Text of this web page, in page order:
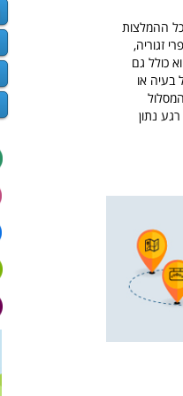
כל ההמלצות
זגוריה,
כולל גם
בצפון יוון הפעיל 24.7 עבורכם בכל בעיה או
נתון